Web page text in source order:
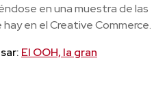
en una muestra de las
en el Creative Commerce.
El OOH, la gran